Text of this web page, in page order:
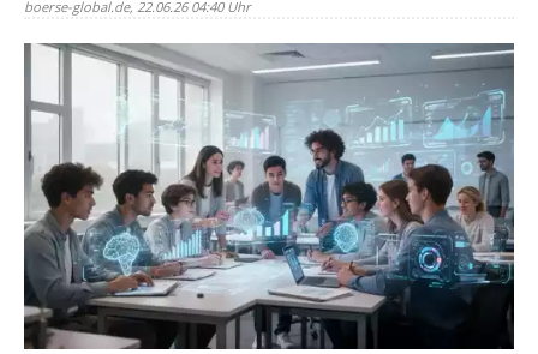
boerse-global.de, 22.06.26 04:40 Uhr